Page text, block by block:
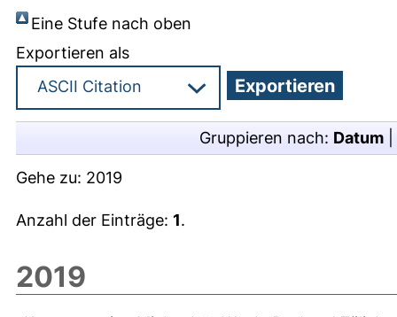
Eine Stufe nach oben
Exportieren als
Gruppieren nach: Datum
Gehe zu: 2019
Anzahl der Einträge: 1.
2019